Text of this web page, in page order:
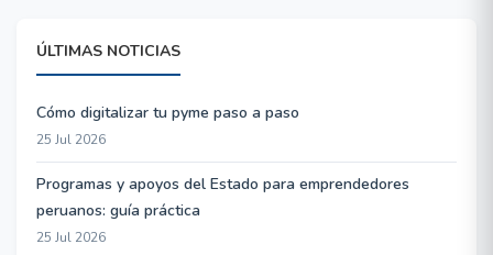
ÚLTIMAS NOTICIAS
Cómo digitalizar tu pyme paso a paso
25 Jul 2026
Programas y apoyos del Estado para emprendedores
peruanos: guía práctica
25 Jul 2026